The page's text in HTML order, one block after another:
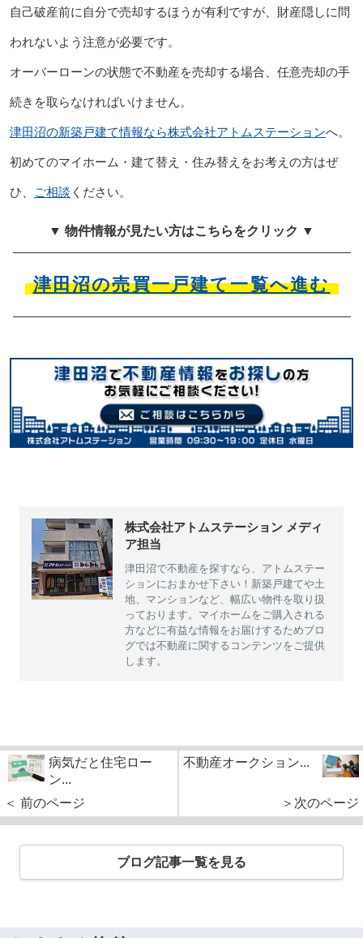
自己破産前に自分で売却するほうが有利ですが、財産隠しに問
われないよう注意が必要です。
オーバーローンの状態で不動産を売却する場合、任意売却の手
続きを取らなければいけません。
津田沼の新築戸建て情報なら株式会社アトムステーションへ。
初めてのマイホーム・建て替え・住み替えをお考えの方はぜ
ひ、 ご相談 ください。
▼ 物件情報が見たい方はこちらをクリック ▼
津田沼の売買一戸建て一覧へ進む
株式会社アトムステーション メディ
ア担当
津田沼で不動産を探すなら、アトムステー
ションにおまかせ下さい！新築戸建てや土
地、マンションなど、幅広い物件を取り扱
っております。マイホームをご購入される
方などに有益な情報をお届けするためブロ
グでは不動産に関するコンテンツをご提供
します。
病気だと住宅ロー
ン...
＜ 前のページ
不動産オークション...
＞次のページ
ブログ記事一覧を見る